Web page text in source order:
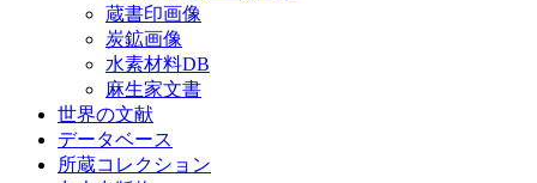
蔵書印画像
炭鉱画像
水素材料DB
麻生家文書
世界の文献
データベース
所蔵コレクション